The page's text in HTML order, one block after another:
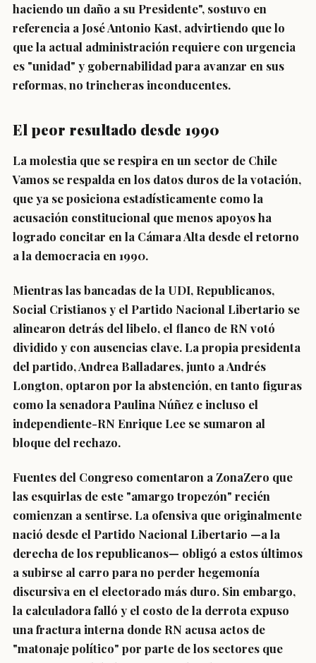
haciendo un daño a su Presidente", sostuvo en
referencia a José Antonio Kast, advirtiendo que lo
que la actual administración requiere con urgencia
es "unidad" y gobernabilidad para avanzar en sus
reformas, no trincheras inconducentes.
El peor resultado desde 1990
La molestia que se respira en un sector de Chile
Vamos se respalda en los datos duros de la votación,
que ya se posiciona estadísticamente como la
acusación constitucional que menos apoyos ha
logrado concitar en la Cámara Alta desde el retorno
a la democracia en 1990.
Mientras las bancadas de la UDI, Republicanos,
Social Cristianos y el Partido Nacional Libertario se
alinearon detrás del libelo, el flanco de RN votó
dividido y con ausencias clave. La propia presidenta
del partido, Andrea Balladares, junto a Andrés
Longton, optaron por la abstención, en tanto figuras
como la senadora Paulina Núñez e incluso el
independiente-RN Enrique Lee se sumaron al
bloque del rechazo.
Fuentes del Congreso comentaron a ZonaZero que
las esquirlas de este "amargo tropezón" recién
comienzan a sentirse. La ofensiva que originalmente
nació desde el Partido Nacional Libertario —a la
derecha de los republicanos— obligó a estos últimos
a subirse al carro para no perder hegemonía
discursiva en el electorado más duro. Sin embargo,
la calculadora falló y el costo de la derrota expuso
una fractura interna donde RN acusa actos de
"matonaje político" por parte de los sectores que